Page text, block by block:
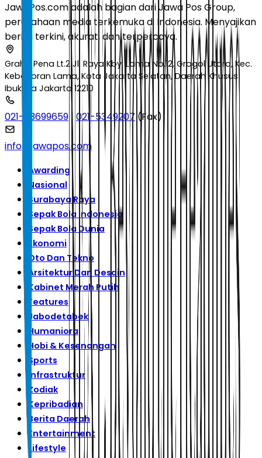
JawaPos.com adalah bagian dari Jawa Pos Group,
perusahaan media terkemuka di Indonesia. Menyajikan
berita terkini, akurat, dan terpercaya.
Graha Pena Lt.2 Jl. Raya Kby. Lama No.12, Grogol Utara, Kec.
Kebayoran Lama, Kota Jakarta Selatan, Daerah Khusus
Ibukota Jakarta 12210
021-53699659 | 021-5349207 (Fax)
info@jawapos.com
Awarding
Nasional
Surabaya Raya
Sepak Bola Indonesia
Sepak Bola Dunia
Ekonomi
Oto Dan Tekno
Arsitektur Dan Desain
Kabinet Merah Putih
Features
Jabodetabek
Humaniora
Hobi & Kesenangan
Sports
Infrastruktur
Zodiak
Kepribadian
Berita Daerah
Entertainment
Lifestyle